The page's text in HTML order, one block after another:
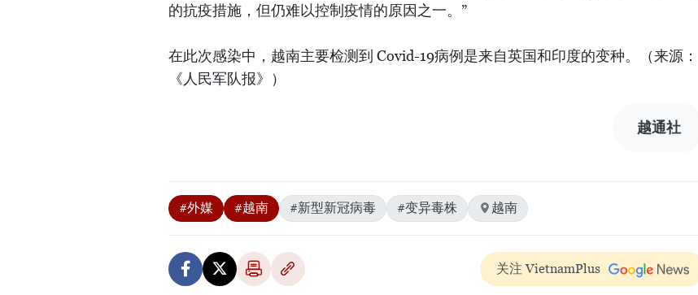
的抗疫措施，但仍难以控制疫情的原因之一。”
在此次感染中，越南主要检测到 Covid-19病例是来自英国和印度的变种。（来源：
《人民军队报》）
越通社
#外媒 #越南 #新型新冠病毒 #变异毒株 越南
关注 VietnamPlus